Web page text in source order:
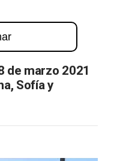
Minervas
de marzo 2021
Sofía y